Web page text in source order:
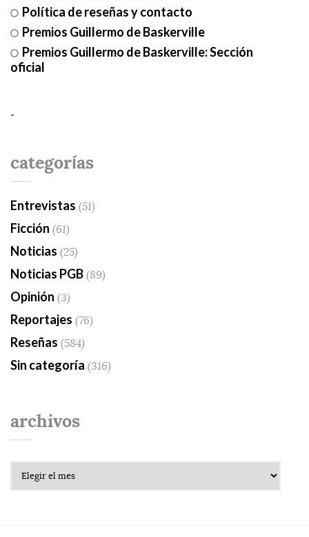
Política de reseñas y contacto
Premios Guillermo de Baskerville
Premios Guillermo de Baskerville: Sección
oficial
-
categorías
Entrevistas (51)
Ficción (61)
Noticias (25)
Noticias PGB(89)
Opinión (3)
Reportajes (76)
Reseñas (584)
Sin categoría (316)
archivos